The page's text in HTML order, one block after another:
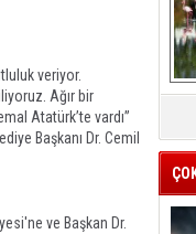
veriyor.
Ağır bir
Atatürk’te vardı”
Başkanı Dr. Cemil
ve Başkan Dr.